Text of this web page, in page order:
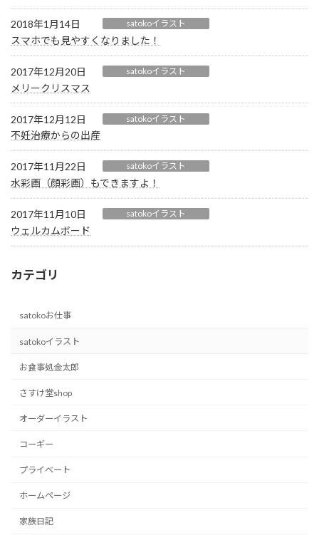
2018年1月14日 satokoイラスト
スマホでも見やすくなりました！
2017年12月20日 satokoイラスト
メリークリスマス
2017年12月12日 satokoイラスト
不妊治療からの出産
2017年11月22日 satokoイラスト
水彩画（顔彩画）もできますよ！
2017年11月10日 satokoイラスト
ウェルカムボード
カテゴリ
satokoお仕事
satokoイラスト
お食事処金太郎
さすけ堂shop
オーダーイラスト
コーギー
プライベート
ホームページ
家族日記